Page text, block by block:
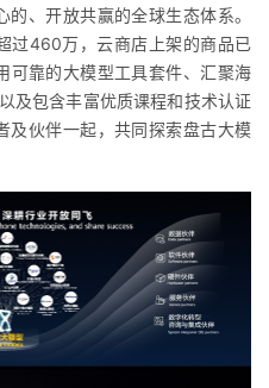
、开放共赢的全球生态体系。
过460万，云商店上架的商品已
可靠的大模型工具套件、汇聚海
及包含丰富优质课程和技术认证
及伙伴一起，共同探索盘古大模